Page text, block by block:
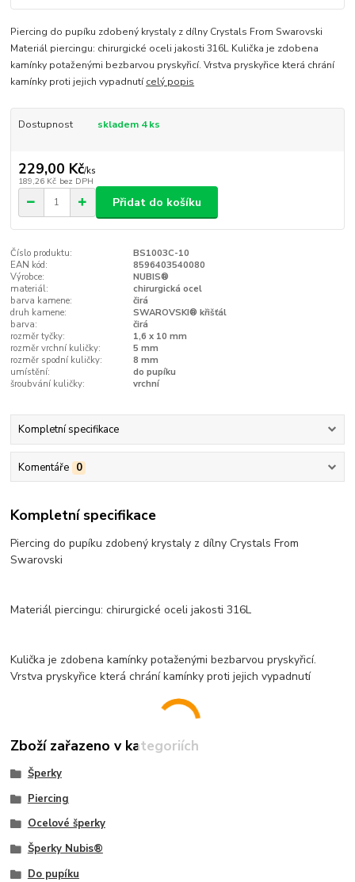
Piercing do pupíku zdobený krystaly z dílny Crystals From Swarovski
Materiál piercingu: chirurgické oceli jakosti 316L Kulička je zdobena
kamínky potaženými bezbarvou pryskyřicí. Vrstva pryskyřice která chrání
kamínky proti jejich vypadnutícelý popis
Dostupnost skladem 4 ks
229,00 Kč/ks
189,26 Kč bez DPH
Přidat do košíku
Číslo produktu:
BS1003C-10
EAN kód:
8596403540080
Výrobce:
NUBIS®
materiál:
chirurgická ocel
barva kamene:
čirá
druh kamene:
SWAROVSKI® křišťál
barva:
čirá
rozměr tyčky:
1,6 x 10 mm
rozměr vrchní kuličky:
5 mm
rozměr spodní kuličky:
8 mm
umístění:
do pupíku
šroubvání kuličky:
vrchní
Kompletní specifikace
Komentáře 0
Kompletní specifikace
Piercing do pupíku zdobený krystaly z dílny Crystals From
Swarovski
Materiál piercingu: chirurgické oceli jakosti 316L
Kulička je zdobena kamínky potaženými bezbarvou pryskyřicí.
Vrstva pryskyřice která chrání kamínky proti jejich vypadnutí
Zboží zařazeno v kategoriích
Šperky
Piercing
Ocelové šperky
Šperky Nubis®
Do pupíku